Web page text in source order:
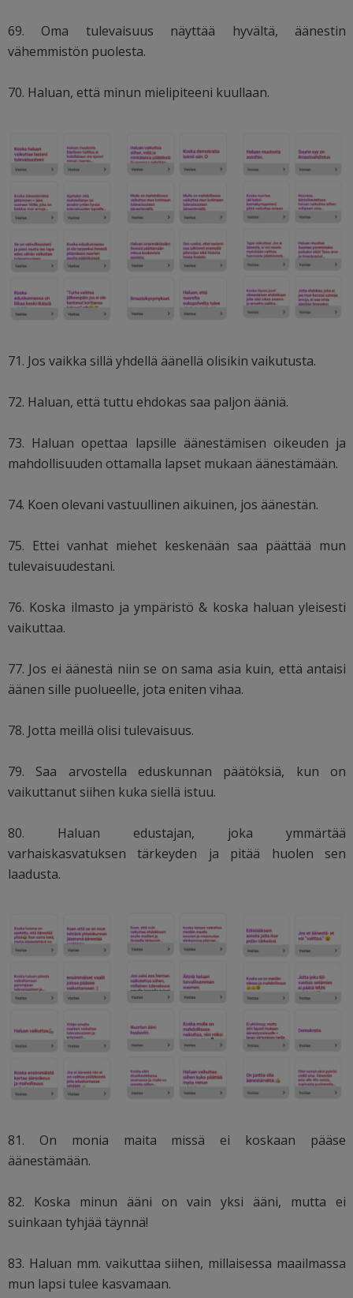
69. Oma tulevaisuus näyttää hyvältä, äänestin
vähemmistön puolesta.
70. Haluan, että minun mielipiteeni kuullaan.
71. Jos vaikka sillä yhdellä äänellä olisikin vaikutusta.
72. Haluan, että tuttu ehdokas saa paljon ääniä.
73. Haluan opettaa lapsille äänestämisen oikeuden ja
mahdollisuuden ottamalla lapset mukaan äänestämään.
74. Koen olevani vastuullinen aikuinen, jos äänestän.
75. Ettei vanhat miehet keskenään saa päättää mun
tulevaisuudestani.
76. Koska ilmasto ja ympäristö & koska haluan yleisesti
vaikuttaa.
77. Jos ei äänestä niin se on sama asia kuin, että antaisi
äänen sille puolueelle, jota eniten vihaa.
78. Jotta meillä olisi tulevaisuus.
79. Saa arvostella eduskunnan päätöksiä, kun on
vaikuttanut siihen kuka siellä istuu.
80. Haluan edustajan, joka ymmärtää
varhaiskasvatuksen tärkeyden ja pitää huolen sen
laadusta.
81. On monia maita missä ei koskaan pääse
äänestämään.
82. Koska minun ääni on vain yksi ääni, mutta ei
suinkaan tyhjää täynnä!
83. Haluan mm. vaikuttaa siihen, millaisessa maailmassa
mun lapsi tulee kasvamaan.